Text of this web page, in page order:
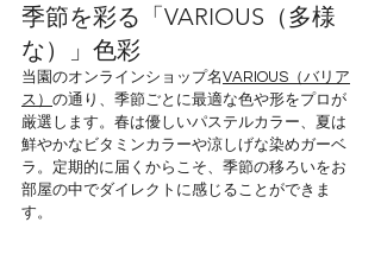
季節を彩る「VARIOUS（多様
な）」色彩
当園のオンラインショップ名VARIOUS（バリア
ス） の通り、季節ごとに最適な色や形をプロが
厳選します。春は優しいパステルカラー、夏は
鮮やかなビタミンカラーや涼しげな染めガーベ
ラ。定期的に届くからこそ、季節の移ろいをお
部屋の中でダイレクトに感じることができま
す。